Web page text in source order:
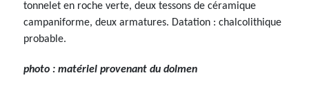
tonnelet en roche verte, deux tessons de céramique
campaniforme, deux armatures. Datation : chalcolithique
probable.
photo : matériel provenant du dolmen